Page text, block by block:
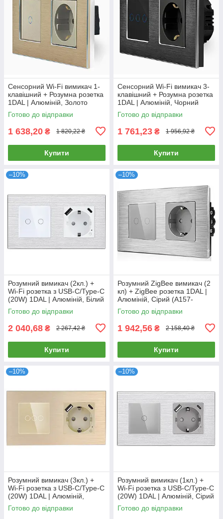
Сенсорний Wi-Fi вимикач 1-
клавішний + Розумна розетка
1DAL | Алюміній, Золото
(A157-GSW1G.WF-ST.WF.GD)
Готово до відправки
1 638,20 ₴ 1 820,22 ₴
Купити
Сенсорний Wi-Fi вимикач 3-
клавішний + Розумна розетка
1DAL | Алюміній, Чорний
(A157-GSW3G.WF-ST.WF.BL)
Готово до відправки
1 761,23 ₴ 1 956,92 ₴
Купити
–10%
Розумний вимикач (2кл.) +
Wi-Fi розетка з USB-C/Type-C
(20W) 1DAL | Алюміній, Білий
(A157-GSW2G.WF-
STUTC.WF.WT)
Готово до відправки
2 040,68 ₴ 2 267,42 ₴
Купити
–10%
Розумний ZigBee вимикач (2
кл) + ZigBee розетка 1DAL |
Алюміній, Сірий (A157-
GSW2G.ZB-ST.ZB.GR)
Готово до відправки
1 942,56 ₴ 2 158,40 ₴
Купити
–10%
Розумний вимикач (3кл.) +
Wi-Fi розетка з USB-C/Type-C
(20W) 1DAL | Алюміній,
Золото (A157-GSW3G.WF-
STUTC.WF.GD)
Готово до відправки
–10%
Розумний вимикач (1кл.) +
Wi-Fi розетка з USB-C/Type-C
(20W) 1DAL | Алюміній, Сірий
(A157-GSW1G.WF-
STUTC.WF.GR)
Готово до відправки